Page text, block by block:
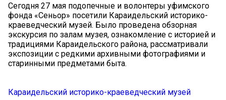
Сегодня 27 мая подопечные и волонтеры уфимского
фонда «Сеньор» посетили Караидельский историко-
краеведческий музей. Было проведена обзорная
экскурсия по залам музея, ознакомление с историей и
традициями Караидельского района, рассматривали
экспозиции с редкими архивными фотографиями и
старинными предметами быта.
Караидельский историко-краеведческий музей